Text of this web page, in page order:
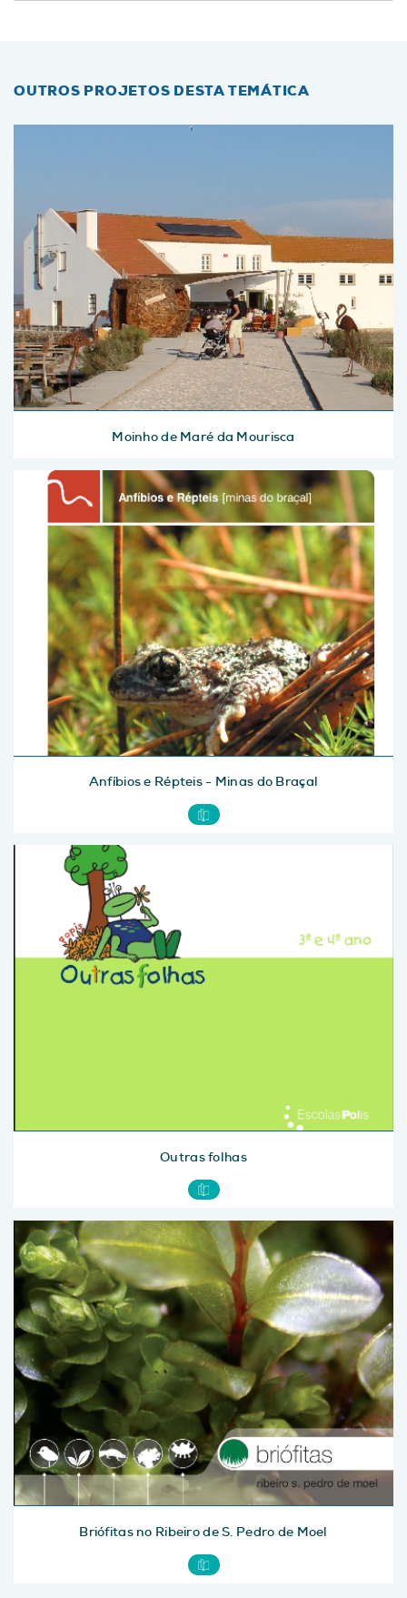
OUTROS PROJETOS DESTA TEMÁTICA
Moinho de Maré da Mourisca
Anfíbios e Répteis - Minas do Braçal
Outras folhas
Briófitas no Ribeiro de S. Pedro de Moel